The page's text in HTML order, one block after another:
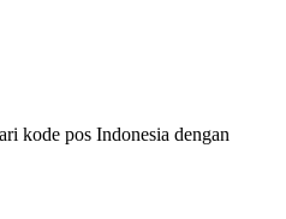
kode pos Indonesia dengan